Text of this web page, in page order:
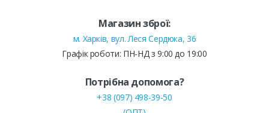
Магазин зброї:
м. Харків, вул. Леся Сердюка, 36
Графік роботи: ПН-НД з 9:00 до 19:00
Потрібна допомога?
+38 (097) 498-39-50